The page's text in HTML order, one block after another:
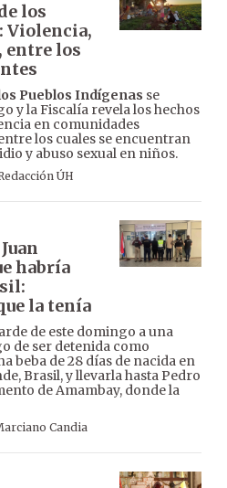
los
Violencia,
entre los
Pueblos Indígenas se
y la Fiscalía revela los hechos
en comunidades
los cuales se encuentran
y abuso sexual en niños.
ÚH
habría
la tenía
de este domingo a una
de ser detenida como
beba de 28 días de nacida en
Brasil, y llevarla hasta Pedro
de Amambay, donde la
Candia